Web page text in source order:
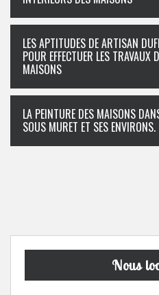
LES APTITUDES DE ARTISAN
POUR EFFECTUER LES
MAISONS
LA PEINTURE DES MAISONS
SOUS MURET ET SES ENVIRONS.
Nous